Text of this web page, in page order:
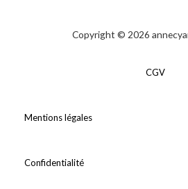
Copyright © 2026
CGV
Mentions légales
Confidentialité